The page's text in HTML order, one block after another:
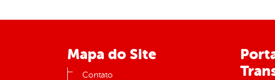
Mapa do Site
Contato